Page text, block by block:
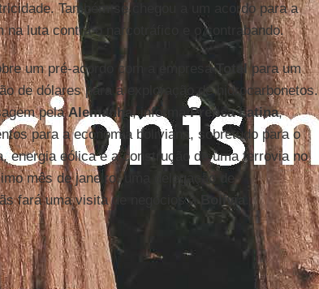
Também se chegou a um acordo para a
na luta contra o narcotráfico e o contrabando.
um pré-acordo com a empresaTotalpara um
de dólares para a exploração de hidrocarbonetos.
pelaAlemanha, informaPrensa Latina,
para a economia boliviana, sobretudo para o
energia eólica e a construção de uma ferrovia no
mês de janeiro, uma delegação de
fará uma visita de negócios à Bolívia